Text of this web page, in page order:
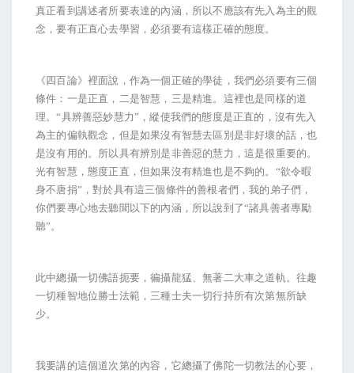
真正看到講述者所要表達的內涵，所以不應該有先入為主的觀
念，要有正直心去學習，必須要有這樣正確的態度。
《四百論》裡面說，作為一個正確的學徒，我們必須要有三個
條件：一是正直，二是智慧，三是精進。這裡也是同樣的道
理。“具辨善惡妙慧力”，縱使我們的態度是正直的，沒有先入
為主的偏執觀念，但是如果沒有智慧去區別是非好壞的話，也
是沒有用的。所以具有辨別是非善惡的慧力，這是很重要的。
光有智慧，態度正直，但如果沒有精進也是不夠的。“欲令暇
身不唐捐”，對於具有這三個條件的善根者們，我的弟子們，
你們要專心地去聽聞以下的內涵，所以說到了“諸具善者專勵
聽”。
此中總攝一切佛語扼要，徧攝龍猛、無著二大車之道軌。往趣
一切種智地位勝士法範，三種士夫一切行持所有次第無所缺
少。
我要講的這個道次第的內容，它總攝了佛陀一切教法的心要，